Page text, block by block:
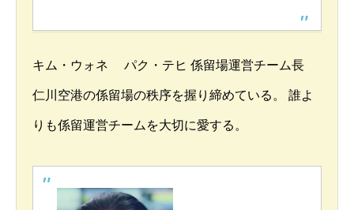
キム・ウォネ パク・テヒ 係留場運営チーム長
仁川空港の係留場の秩序を握り締めている。 誰よ
りも係留運営チームを大切に愛する。